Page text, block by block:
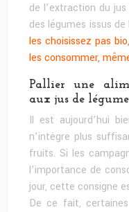
de l’extraction du
des légumes issus
les choisissez pas
les consommer,
Pallier une
aux jus de
Il est aujourd’hui
n’intègre plus
fruits. Si les
l’importance de
jour, cette consigne
De ce fait,